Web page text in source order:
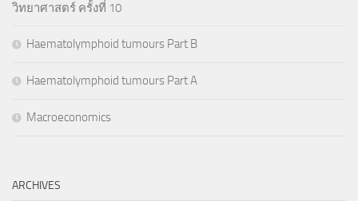
วิทยาศาสตร์ ครั้งที่ 10
Haematolymphoid tumours Part B
Haematolymphoid tumours Part A
Macroeconomics
ARCHIVES